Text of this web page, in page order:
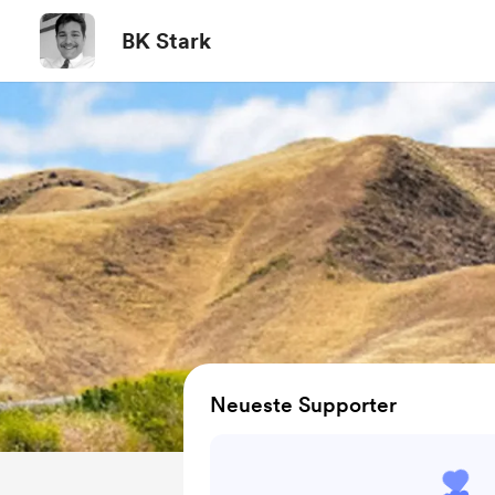
BK Stark
Neueste Supporter